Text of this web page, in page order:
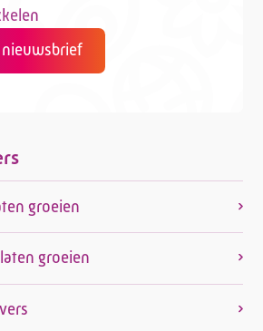
groeien
groeien